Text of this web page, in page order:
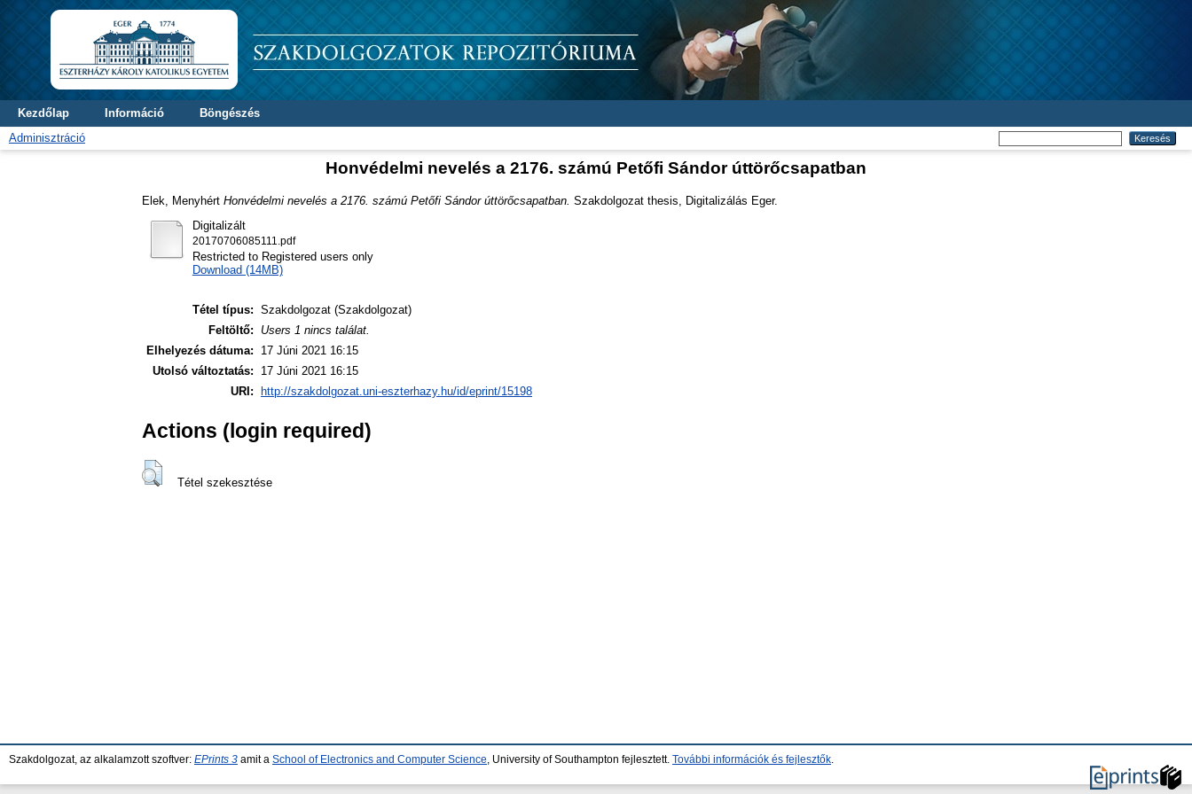
Kezdőlap Információ
Böngészés
Adminisztráció
Honvédelmi nevelés a 2176. számú Petőfi Sándor úttörőcsapatban
Elek, Menyhért Honvédelmi nevelés a 2176. számú Petőfi Sándor úttörőcsapatban. Szakdolgozat thesis, Digitalizálás Eger.
Digitalizált
20170706085111.pdf
Restricted to Registered users only
Download (14MB)
Tétel típus: Szakdolgozat (Szakdolgozat)
Feltöltő:
Users 1 nincs találat.
Elhelyezés dátuma:
17 Júni 2021 16:15
Utolsó változtatás:
17 Júni 2021 16:15
URI:
http://szakdolgozat.uni-eszterhazy.hu/id/eprint/15198
Actions (login required)
Tétel szekesztése
Szakdolgozat, az alkalamzott szoftver: EPrints 3 amit a School of Electronics and Computer Science , University of Southampton fejlesztett. További információk és fejlesztők